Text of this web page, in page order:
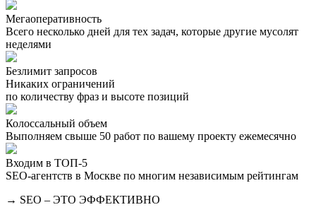
Мегаоперативность
Всего несколько дней для тех задач, которые другие мусолят
неделями
Безлимит запросов
Никаких ограничений
по количеству фраз и высоте позиций
Колоссальный объем
Выполняем свыше 50 работ по вашему проекту ежемесячно
Входим в ТОП-5
SEO-агентств в Москве по многим независимым рейтингам
→ SEO – ЭТО ЭФФЕКТИВНО